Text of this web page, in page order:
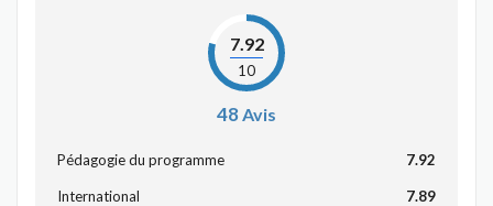
7.92
10
48Avis
Pédagogie du programme 7.92
International 7.89